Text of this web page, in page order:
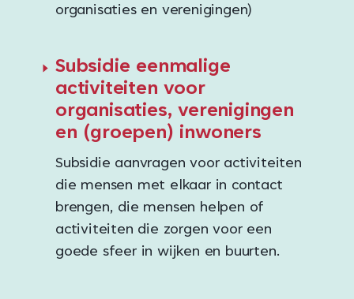
organisaties en verenigingen)
Subsidie eenmalige
activiteiten voor
organisaties, verenigingen
en (groepen) inwoners
Subsidie aanvragen voor activiteiten
die mensen met elkaar in contact
brengen, die mensen helpen of
activiteiten die zorgen voor een
goede sfeer in wijken en buurten.